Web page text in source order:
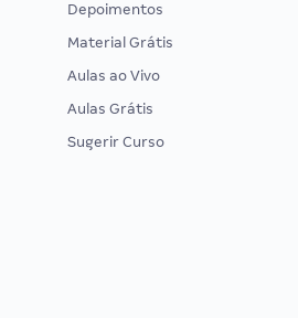
Depoimentos
Material Grátis
Aulas ao Vivo
Aulas Grátis
Sugerir Curso